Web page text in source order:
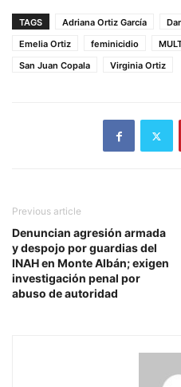
TAGS Adriana Ortiz García
Emelia Ortiz
feminicidio
San Juan Copala
Virginia Ortiz
Previous article
Denuncian agresión armada
y despojo por guardias del
INAH en Monte Albán; exigen
investigación penal por
abuso de autoridad